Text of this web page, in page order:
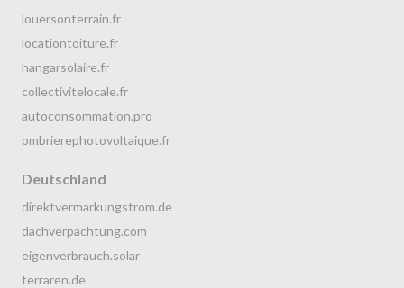
louersonterrain.fr
locationtoiture.fr
hangarsolaire.fr
collectivitelocale.fr
autoconsommation.pro
ombrierephotovoltaique.fr
Deutschland
direktvermarkungstrom.de
dachverpachtung.com
eigenverbrauch.solar
terraren.de